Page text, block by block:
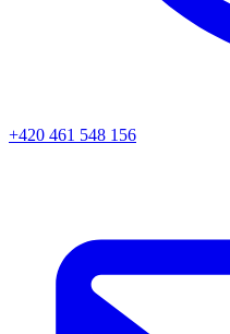
+420 461 548 156